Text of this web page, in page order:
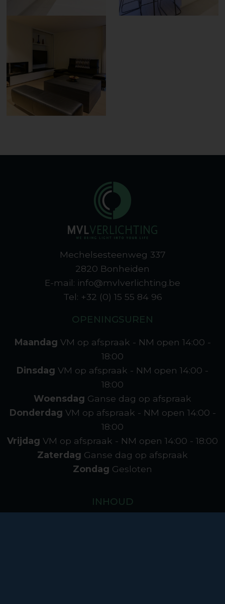
Mechelsesteenweg 337
2820 Bonheiden
E-mail: info@mvlverlichting.be
Tel: +32 (0) 15 55 84 96
OPENINGSUREN
Maandag VM op afspraak - NM open 14:00 -
18:00
Dinsdag VM op afspraak - NM open 14:00 -
18:00
Woensdag Ganse dag op afspraak
Donderdag VM op afspraak - NM open 14:00 -
18:00
Vrijdag VM op afspraak - NM open 14:00 - 18:00
Zaterdag Ganse dag op afspraak
Zondag Gesloten
INHOUD